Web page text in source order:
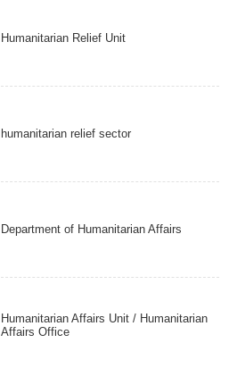
Humanitarian Relief Unit
humanitarian relief sector
Department of Humanitarian Affairs
Humanitarian Affairs Unit / Humanitarian
Affairs Office